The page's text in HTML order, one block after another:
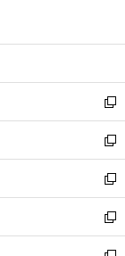
開
ン
ウ
で
開
く
ウ
ン
ド
ウ
で
開
く
新
し
い
ウ
ィ
ン
ド
ウ
新
し
い
ウ
ィ
ン
新
し
い
ウ
新
し